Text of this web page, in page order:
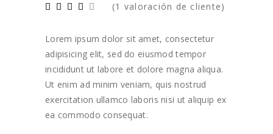
(1 valoración de cliente)
Lorem ipsum dolor sit amet, consectetur
adipisicing elit, sed do eiusmod tempor
incididunt ut labore et dolore magna aliqua.
Ut enim ad minim veniam, quis nostrud
exercitation ullamco laboris nisi ut aliquip ex
ea commodo consequat.